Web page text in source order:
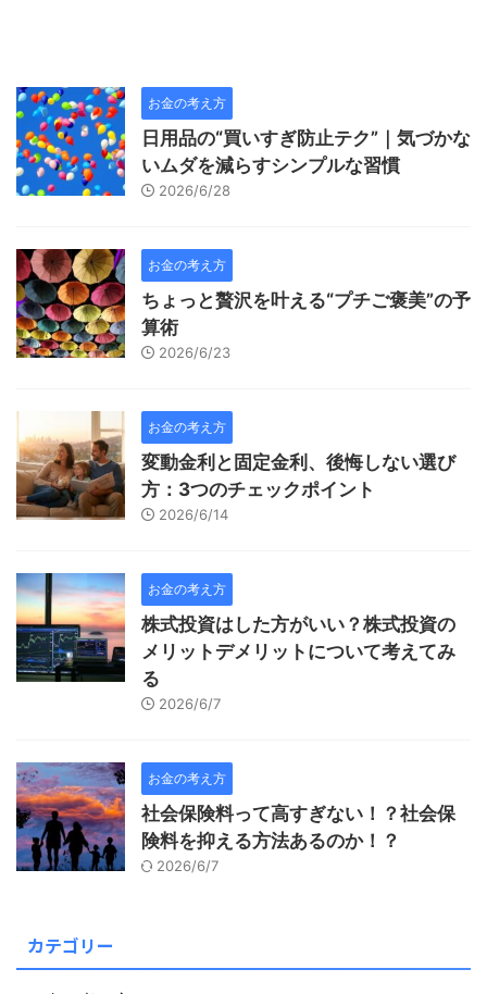
お金の考え方
日用品の“買いすぎ防止テク”｜気づかな
いムダを減らすシンプルな習慣
2026/6/28
お金の考え方
ちょっと贅沢を叶える“プチご褒美”の予
算術
2026/6/23
お金の考え方
変動金利と固定金利、後悔しない選び
方：3つのチェックポイント
2026/6/14
お金の考え方
株式投資はした方がいい？株式投資の
メリットデメリットについて考えてみ
る
2026/6/7
お金の考え方
社会保険料って高すぎない！？社会保
険料を抑える方法あるのか！？
2026/6/7
カテゴリー